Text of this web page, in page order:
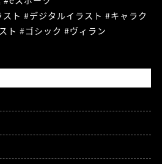
ト #デジタルイラスト #キャラク
ト #ゴシック #ヴィラン